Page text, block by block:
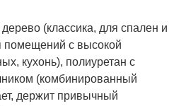
(классика, для спален и
помещений с высокой
кухонь), полиуретан с
(комбинированный
держит привычный